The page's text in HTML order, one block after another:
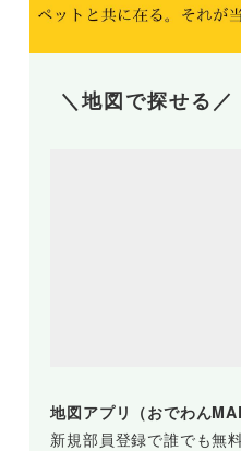
＼地図で探せる／
地図アプリ（おでわん
新規部員登録で誰でも無